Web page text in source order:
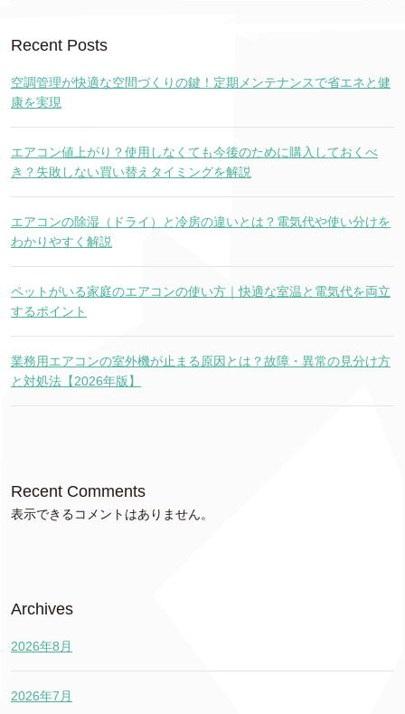
Recent Posts
空調管理が快適な空間づくりの鍵！定期メンテナンスで省エネと健
康を実現
エアコン値上がり？使用しなくても今後のために購入しておくべ
き？失敗しない買い替えタイミングを解説
エアコンの除湿（ドライ）と冷房の違いとは？電気代や使い分けを
わかりやすく解説
ペットがいる家庭のエアコンの使い方｜快適な室温と電気代を両立
するポイント
業務用エアコンの室外機が止まる原因とは？故障・異常の見分け方
と対処法【2026年版】
Recent Comments
表示できるコメントはありません。
Archives
2026年8月
2026年7月